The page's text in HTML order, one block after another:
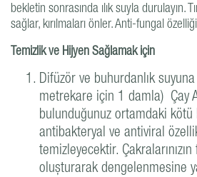
bekletin sonrasında ılık suyla durulayın.
sağlar, kırılmaları önler. Anti-fungal
Temizlik ve Hijyen Sağlamak için
Difüzör ve buhurdanlık
metrekare için 1 damla) Çay
bulunduğunuz ortamdaki kötü
antibakteryal ve antiviral
temizleyecektir.
oluşturarak dengelenmesine